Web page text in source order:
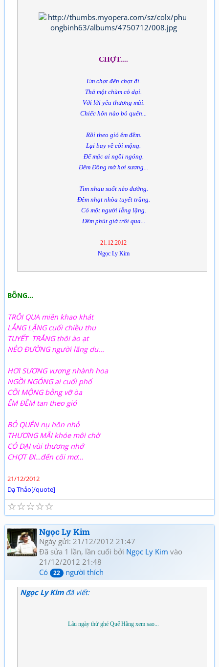
CHỢT....
Em chợt đến chợt đi.
Thả một chùm cỏ dại.
Với lời yêu thương mãi.
Chiếc hôn nào bỏ quên...
Rồi theo gió êm đềm.
Lại bay về cõi mộng.
Để mặc ai ngồi ngóng.
Đêm Đông mờ hơi sương...
Tìm nhau suốt nẻo đường.
Đêm nhạt nhòa tuyết trắng.
Có một người lẵng lặng.
Đếm phút giờ trôi qua...
21.12.2012
Ngọc Ly Kim
BỖNG…
TRÔI QUA miền khao khát
LẲNG LẶNG cuối chiều thu
TUYẾT TRẮNG thôi ào ạt
NẺO ĐƯỜNG người lãng du...
HƠI SƯƠNG vương nhành hoa
NGỒI NGÓNG ai cuối phố
CÕI MỘNG bỗng vỡ òa
ÊM ĐỀM tan theo gió
BỎ QUÊN nụ hôn nhỏ
THƯƠNG MÃI khóe môi chờ
CỎ DẠI vùi thương nhớ
CHỢT ĐI…đến cõi mơ…
21/12/2012
Dạ Thảo[/quote]
☆
☆
☆
☆
☆
Ngọc Ly Kim
Ngày gửi: 21/12/2012 21:47
Đã sửa 1 lần, lần cuối bởi Ngọc Ly Kim vào
21/12/2012 21:48
Có
22 người thích
Ngọc Ly Kimđã viết:
Lâu ngày thử ghé Quế Hằng xem sao...